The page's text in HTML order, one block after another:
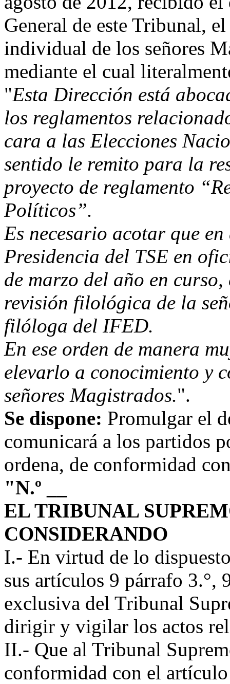
General de este Tribunal,
individual de los señores
mediante el cual
"Esta Dirección está
los reglamentos
cara a las Elecciones
sentido le remito para la
proyecto de reglamento
Políticos”.
Es necesario acotar que
Presidencia del TSE en
de marzo del año en
revisión filológica de la
filóloga del IFED.
En ese orden de manera
elevarlo a conocimiento y
señores Magistrados.".
Se dispone: Promulgar el
comunicará a los partidos
ordena, de conformidad
"N.º __
EL TRIBUNAL
CONSIDERANDO
I.- En virtud de lo
sus artículos 9 párrafo 3.°,
exclusiva del Tribunal
dirigir y vigilar los actos
II.- Que al Tribunal
conformidad con el